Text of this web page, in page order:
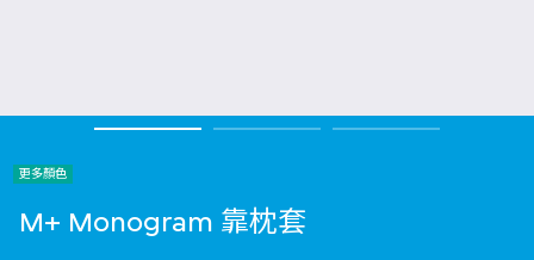
更多顏色
M+ Monogram 靠枕套